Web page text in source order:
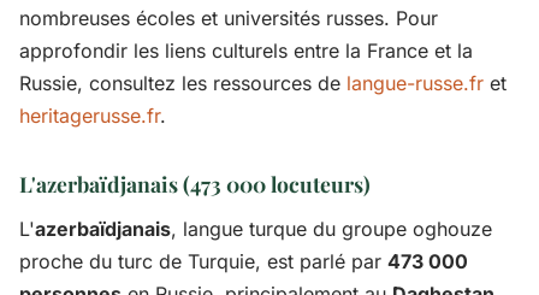
nombreuses écoles et universités russes. Pour
approfondir les liens culturels entre la France et la
Russie, consultez les ressources de langue-russe.fr et
heritagerusse.fr.
L'azerbaïdjanais (473 000 locuteurs)
L'azerbaïdjanais, langue turque du groupe oghouze
proche du turc de Turquie, est parlé par 473 000